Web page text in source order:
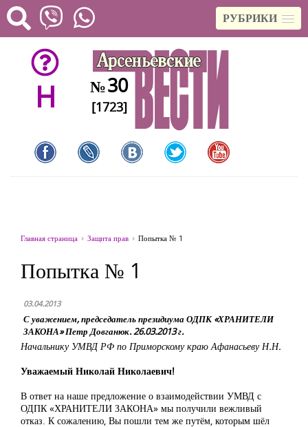
РУБРИКИ
H №30
[1723]
Главная страница Защита прав Попытка № 1
Попытка № 1
03.04.2013
С уважением, председатель президиума ОДПК «ХРАНИТЕЛИ
ЗАКОНА» Петр Довганюк. 26.03.2013 г.
Начальнику УМВД РФ по Приморскому краю Афанасьеву Н.Н.
Уважаемый Николай Николаевич!
В ответ на наше предложение о взаимодействии УМВД с
ОДПК «ХРАНИТЕЛИ ЗАКОНА» мы получили вежливый
отказ. К сожалению, Вы пошли тем же путём, которым шёл